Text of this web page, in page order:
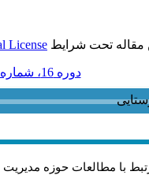
مقاله تحت شرایط License
دوره 16، شماره 46 - ( 3-1396 )
با مطالعات حوزه